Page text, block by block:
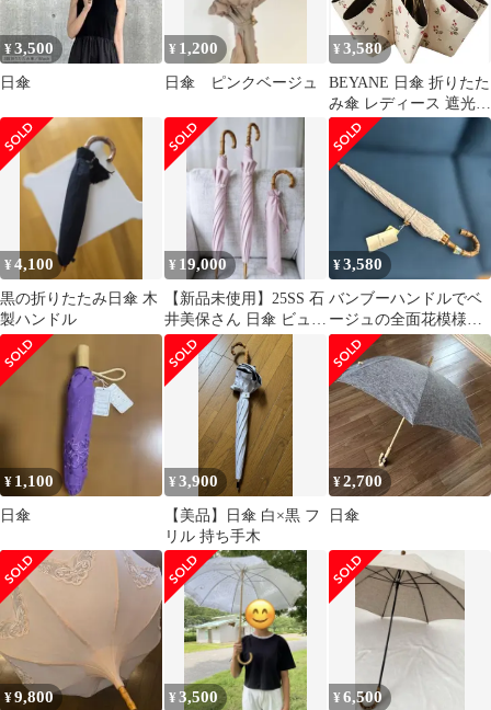
¥3,500
日傘
¥ 1,200
日傘 ピンクベージュ
¥ 3,580
BEYANE 日傘 折りたた
み傘 レディース 遮光
晴雨兼用 遮熱 涼しい 8
本骨 チェリー柄 折り畳
み傘 撥水 携帯 持ち運
び コンパクト 手動開閉
日焼け対策 収納 可愛い
上品 母の日 ナチュラル
ボタニカル ギフト プレ
ゼント (ベージュ)
¥4,100
黒の折りたたみ日傘 木
製ハンドル
¥ 19,000
【新品未使用】25SS 石
井美保さん 日傘 ビュー
ティーピンク 50cm
¥3,580
バンブーハンドルでベ
ージュの全面花模様刺
繍生地の日傘これから
の季節を華やかに◎
¥ 1,100
日傘
¥3,900
【美品】日傘 白×黒 フ
リル 持ち手木
¥2,700
日傘
¥9,800 ¥3,500 ¥6,500